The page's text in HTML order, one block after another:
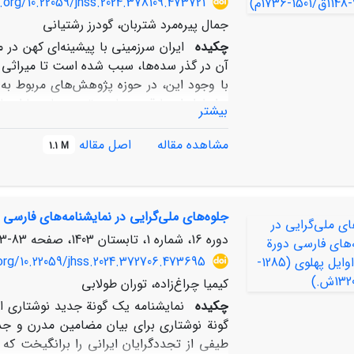
دولت بر مدارس میسیونری آمریکایی کمتر
در پی اثبات این فرضیه است که وزارت
راهبرد دولت-ملت، فعالیت مدارس
جمال پیره‌مرد شتربان، گودرز رشتیانی
چکیده ایران سرزمینی با پیشینه‌ای کهن
آن در گذر سده‌ها، سبب شده است تا میراثی
با وجود این، در حوزه پژوهش‌های مربوط
روابط ایران با قدرت‌های برتر همسایه یا
کرده‌اند و همین نکته، سبب کم‌توجّهی به
شناخته‌شده، روابط خارجی ایرانِ صفوی با
ساختند؟ همچنین با وجود برخی تلاش‌های
نرسیدند؟ در پژوهش حاضر تلاش شده است
کیفی به پرسش‌های فوق پاسخ داده شود.
سیاسی، ایران و سوئد و به ویژه سوئدیان
ناخشنودی قدرت‌های رقیب و چالش‌های
شمالی و رویارویی دربار صفوی با شورش
بیشتر
مشاهده مقاله
اصل مقاله 1.1 M
جلوه‌های ملی‌گرایی در نمایشنامه‌های فارسی دورة
دوره 16، شماره 1، تابستان 1403، صفحه
83-103
10.22059/jhss.2024.372706.473695
کیمیا چراغ‌زاده، توران طولابی
چکیده نمایشنامه یک گونة‌ جدید نوشتاری
گونة نوشتاری برای بیان مضامین مدرن و
طیفی از تجددگرایان ایرانی را برانگیخت